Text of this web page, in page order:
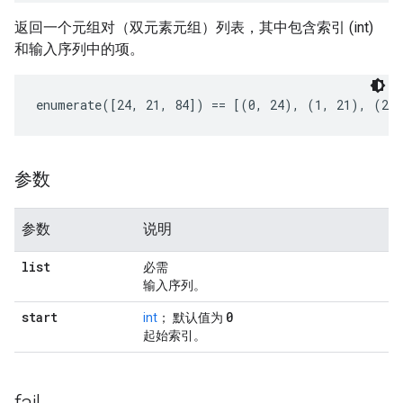
返回一个元组对（双元素元组）列表，其中包含索引 (int)
和输入序列中的项。
enumerate([24, 21, 84]) == [(0, 24), (1, 21), (2,
参数
参数 说明
list
必需
输入序列。
start int ； 默认值为 0
起始索引。